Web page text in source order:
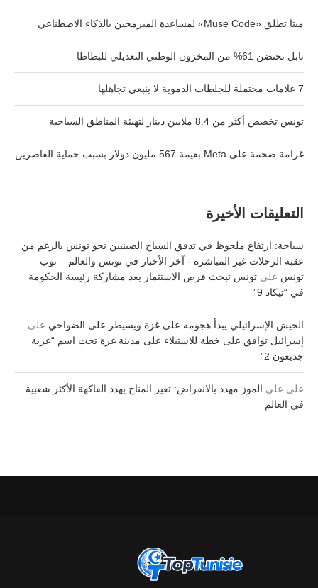
ميتا تطلق «Muse Code» لمساعدة المبرمجين بالذكاء الاصطناعي
نابل تحتضن 61% من المخزون الوطني التعديلي للبطاطا
7 علامات محتملة للجلطات الدموية لا ينبغي تجاهلها
تونس تخصص أكثر من 8.4 ملايين دينار لتهيئة المناطق السياحية
غرامة ضخمة على Meta بقيمة 567 مليون دولار بسبب حماية القاصرين
التعليقات الأخيرة
سياحة: ارتفاع ملحوظ في تدفق السياح الصينيين نحو تونس بالرغم من
عقبة الرحلات غير المباشرة - آخر الأخبار في تونس والعالم – توب
تونس على تونس تبحث فرص الاستثمار بعد مشاركة رئيسة الحكومة
في “تيكاد 9”
الجيش الإسرائيلي يبدأ هجومه على غزة ويسيطر على الضواحي على
إسرائيل توافق على خطة للاستيلاء على مدينة غزة تحت اسم “عربة
جديعون 2”
علي على الموز مهدد بالانقراض: تغير المناخ يهدد الفاكهة الأكثر شعبية
في العالم